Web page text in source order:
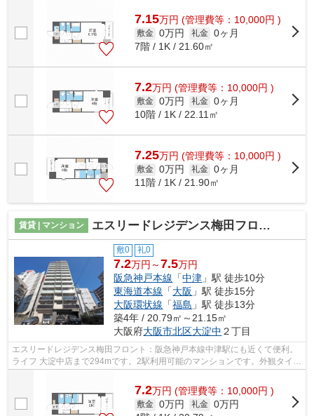
敷地内ごみ置き場・エレベータなどが揃...
7.15万円 (管理費等：10,000円 )
敷金 0万円 礼金 0ヶ月
7階 / 1K / 21.60㎡
7.2万円 (管理費等：10,000円 )
敷金 0万円 礼金 0ヶ月
10階 / 1K / 22.11㎡
7.25万円 (管理費等：10,000円 )
敷金 0万円 礼金 0ヶ月
11階 / 1K / 21.90㎡
賃貸 | マンション エスリードレジデンス梅田フロント
敷0 礼0
7.2万円～7.5万円
阪急神戸本線 「中津 」駅 徒歩10分
東海道本線 「大阪 」駅 徒歩15分
大阪環状線 「福島 」駅 徒歩13分
築4年 / 20.79㎡～21.15㎡
大阪府大阪市北区大淀中 ２丁目
エスリードレジデンス梅田フロント：阪急神戸本線中津駅にも近くて便利。
ライフ 大淀中店まで294mです。2駅利用可能のマンションです。外観タイル
7.2万円 (管理費等：10,000円 )
敷金 0万円 礼金 0万円